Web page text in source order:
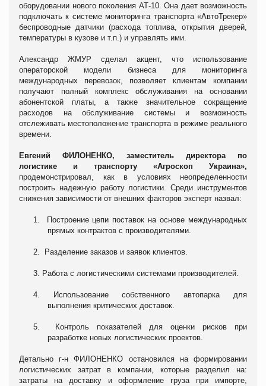
оборудовании нового поколения АТ-10. Она дает возможность
подключать к системе мониторинга транспорта «АвтоТрекер»
беспроводные датчики (расхода топлива, открытия дверей,
температуры в кузове и т.п.) и управлять ими.
Александр ЖМУР сделал акцент, что использование
операторской модели бизнеса для мониторинга
международных перевозок, позволяет клиентам компании
получают полный комплекс обслуживания на основании
абонентской платы, а также значительное сокращение
расходов на обслуживание системы и возможность
отслеживать местоположение транспорта в режиме реального
времени.
Евгений ФИЛОНЕНКО, заместитель директора по
логистике и транспорту «Агроскоп Украина»,
продемонстрировал, как в условиях неопределенности
построить надежную работу логистики. Среди инструментов
снижения зависимости от внешних факторов эксперт назвал:
1.
Построение цепи поставок на основе международных
прямых контрактов с производителями.
2. Разделение заказов и заявок клиентов.
3. Работа с логистическими системами производителей.
4.
Использование собственного автопарка для
выполнения критических доставок.
5.
Контроль показателей для оценки рисков при
разработке новых логистических проектов.
Детально г-н ФИЛОНЕНКО остановился на формировании
логистических затрат в компании, которые разделил на:
затраты на доставку и оформление груза при импорте,